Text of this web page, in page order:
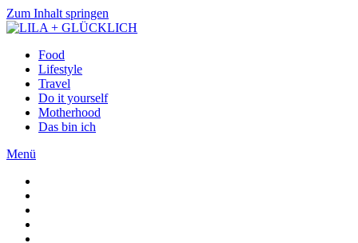
Zum Inhalt springen
Food
Lifestyle
Travel
Do it yourself
Motherhood
Das bin ich
Menü